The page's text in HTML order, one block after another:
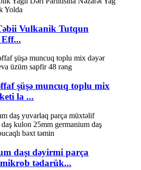
Vulkanik Tutqun
şüşə muncuq toplu mix
la ...
daşı dəyirmi parça
tədarük...